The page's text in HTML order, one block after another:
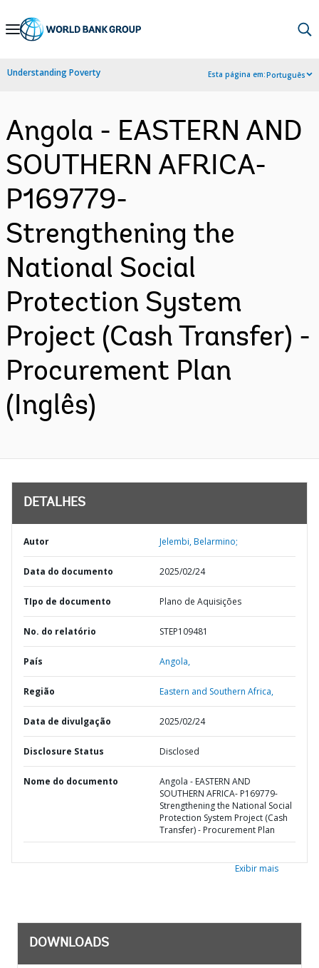
Skip
Navigation
Understanding Poverty Esta página em:Português
Angola - EASTERN AND
SOUTHERN AFRICA-
P169779-
Strengthening the
National Social
Protection System
Project (Cash Transfer) -
Procurement Plan
(Inglês)
DETALHES
Autor Jelembi, Belarmino;
Data do documento 2025/02/24
TIpo de documento Plano de Aquisições
No. do relatório STEP109481
País Angola,
Região Eastern and Southern Africa,
Data de divulgação 2025/02/24
Disclosure Status Disclosed
Nome do documento
Angola - EASTERN AND
SOUTHERN AFRICA- P169779-
Strengthening the National Social
Protection System Project (Cash
Transfer) - Procurement Plan
Exibir mais
DOWNLOADS